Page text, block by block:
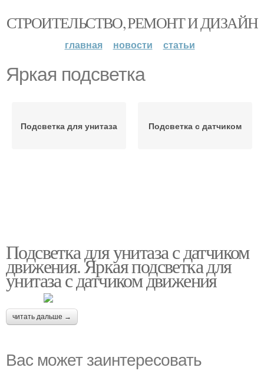
СТРОИТЕЛЬСТВО, РЕМОНТ И ДИЗАЙН
главная новости статьи
Яркая подсветка
Подсветка для унитаза Подсветка с датчиком
Подсветка для унитаза с датчиком
движения. Яркая подсветка для
унитаза с датчиком движения
читать дальше →
Вас может заинтересовать